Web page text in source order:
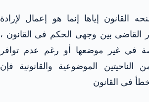
القانون إياها إنما هو إعمال لإرادة
القاضى بين وجهى الحكم فى القانون ،
في غير موضعها أو رغم عدم توافر
الموضوعية والقانونية فإن
فى القانون